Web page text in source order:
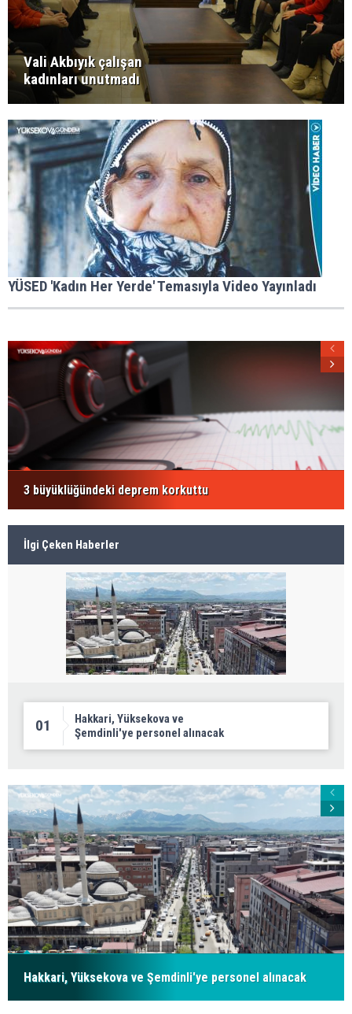
Vali Akbıyık çalışan
kadınları unutmadı
YÜSED 'Kadın Her Yerde' Temasıyla Video Yayınladı
3 büyüklüğündeki deprem korkuttu
İlgi Çeken Haberler
01
Hakkari, Yüksekova ve
Şemdinli'ye personel alınacak
Hakkari, Yüksekova ve Şemdinli'ye personel alınacak